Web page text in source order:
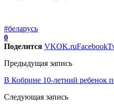
#беларусь
0
Поделится VKOK.ruFacebook
Предыдущая запись
В Кобрине 10-летний ребенок
Следующая запись